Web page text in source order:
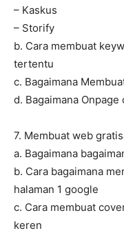
– Kaskus
– Storify
b. Cara membuat
tertentu
c. Bagaimana
d. Bagaimana
7. Membuat web
a. Bagaimana
b. Cara bagaimana
halaman 1 google
c. Cara membuat
keren